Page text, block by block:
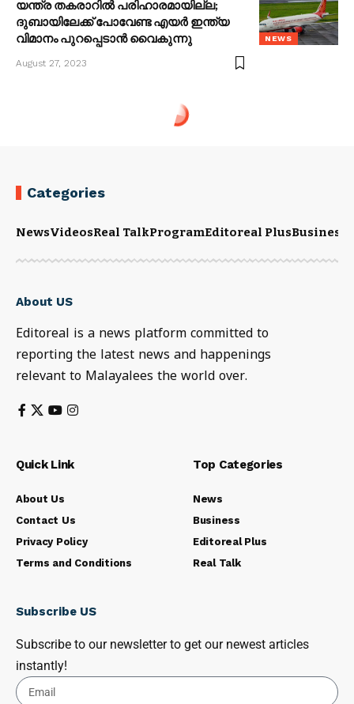
NEWS
യന്ത്ര തകരാറില്‍ പരിഹാരമായില്ല;
ദുബായിലേക്ക് പോവേണ്ട എയര്‍ ഇന്ത്യ
വിമാനം പുറപ്പെടാന്‍ വൈകുന്നു
August 27, 2023
Categories
NewsVideosReal TalkProgramEditoreal PlusBusiness
About US
Editoreal is a news platform committed to
reporting the latest news and happenings
relevant to Malayalees the world over.
Quick Link
About Us
Contact Us
Privacy Policy
Terms and Conditions
Top Categories
News
Business
Editoreal Plus
Real Talk
Subscribe US
Subscribe to our newsletter to get our newest articles
instantly!